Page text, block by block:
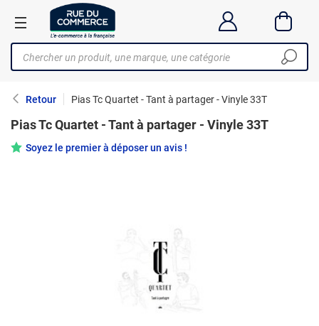
Retour Pias Tc Quartet - Tant à partager - Vinyle 33T
Pias Tc Quartet - Tant à partager - Vinyle 33T
Soyez le premier à déposer un avis !